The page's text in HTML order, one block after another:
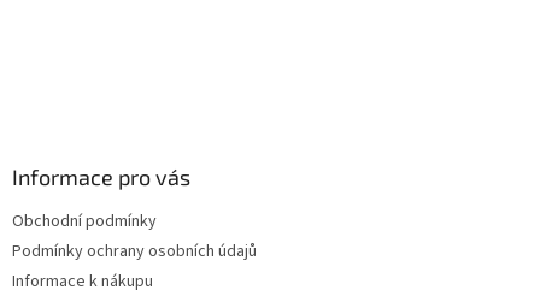
Informace pro vás
Obchodní podmínky
Podmínky ochrany osobních údajů
Informace k nákupu